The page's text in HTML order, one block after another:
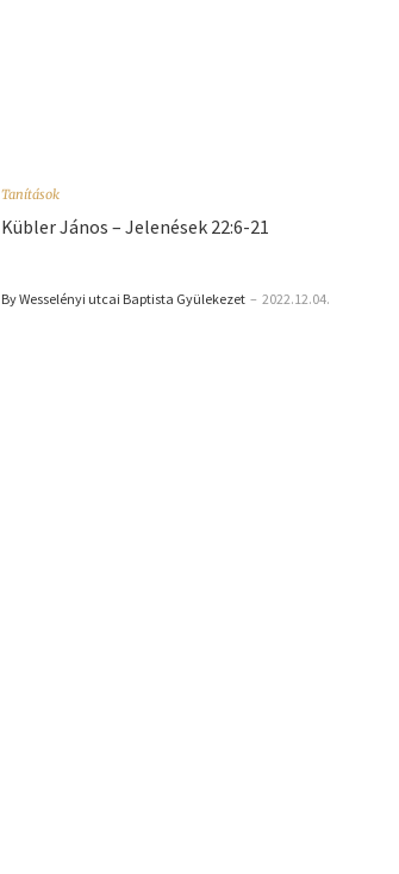
Tanítások
Kübler János – Jelenések 22:6-21
By Wesselényi utcai Baptista Gyülekezet – 2022.12.04.